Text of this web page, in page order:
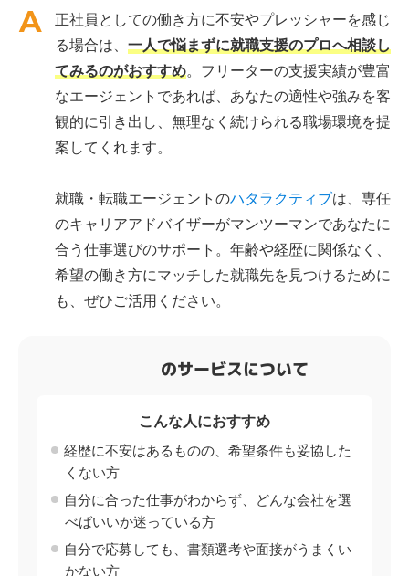
正社員としての働き方に不安やプレッシャーを感じ
る場合は、 一人で悩まずに就職支援のプロへ相談し
てみるのがおすすめ。フリーターの支援実績が豊富
なエージェントであれば、あなたの適性や強みを客
観的に引き出し、無理なく続けられる職場環境を提
案してくれます。
就職・転職エージェントのハタラクティブは、専任
のキャリアアドバイザーがマンツーマンであなたに
合う仕事選びのサポート。年齢や経歴に関係なく、
希望の働き方にマッチした就職先を見つけるために
も、ぜひご活用ください。
のサービスについて
こんな人におすすめ
経歴に不安はあるものの、希望条件も妥協した
くない方
自分に合った仕事がわからず、どんな会社を選
べばいいか迷っている方
自分で応募しても、書類選考や面接がうまくい
かない方